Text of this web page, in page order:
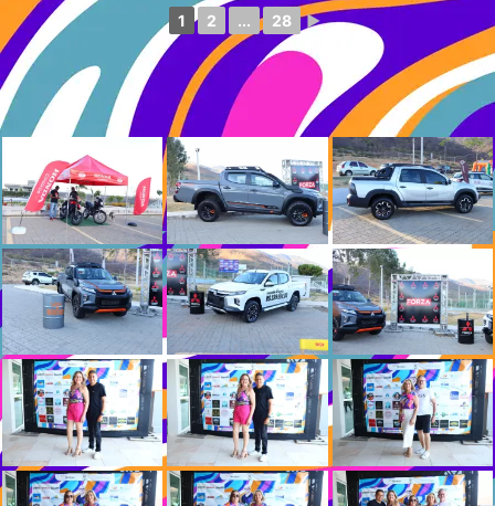
1 2 ... 28 ►